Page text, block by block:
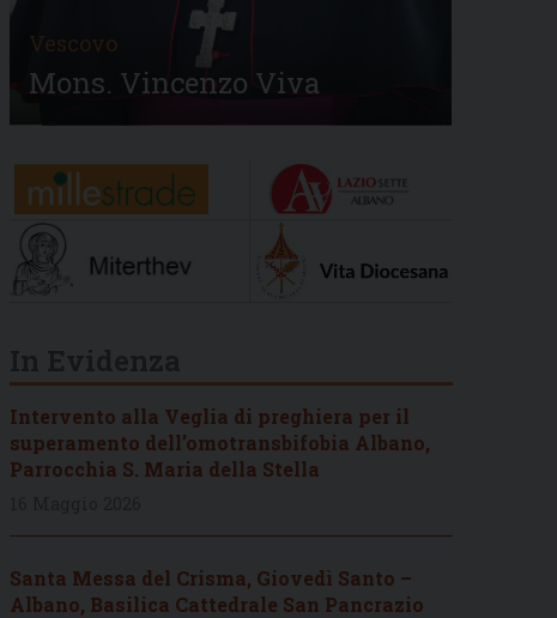
Vescovo
Mons. Vincenzo Viva
Intervento alla Veglia di preghiera per il
superamento dell’omotransbifobia Albano,
Parrocchia S. Maria della Stella
Santa Messa del Crisma, Giovedì Santo –
Albano, Basilica Cattedrale San Pancrazio